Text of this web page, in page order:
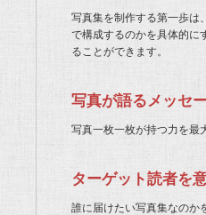
写真集を制作する第一歩は
で構成するのかを具体的に
ることができます。
写真が語るメッセ
写真一枚一枚が持つ力を最
ターゲット読者を
誰に届けたい写真集なのか